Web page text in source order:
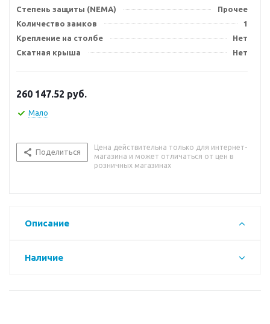
Степень защиты (NEMA)
Прочее
Количество замков
1
Крепление на столбе
Нет
Скатная крыша
Нет
260 147.52 руб.
Мало
Поделиться
Цена действительна только для интернет-
магазина и может отличаться от цен в
розничных магазинах
Описание
Наличие